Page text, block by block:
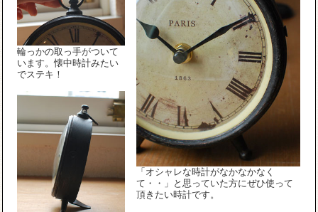
輪っかの取っ手がついて
います。懐中時計みたい
でステキ！
「オシャレな時計がなかなかなく
て・・」と思っていた方にぜひ使って
頂きたい時計です。